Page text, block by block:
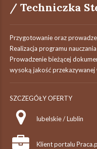
/ Techniczka
Przygotowanie oraz
Realizacja programu
Prowadzenie bieżącej
wysoką jakość przekazywanej
SZCZEGÓŁY OFERTY
lubelskie / Lublin
Klient portalu